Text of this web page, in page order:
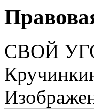
СВОЙ